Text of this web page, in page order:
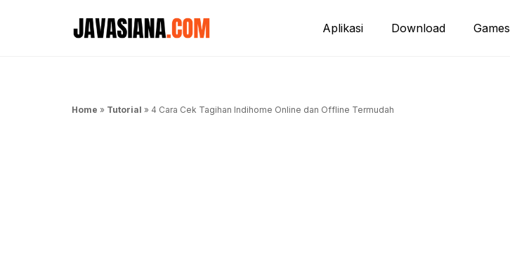
Aplikasi Download Games
Home » Tutorial » 4 Cara Cek Tagihan Indihome Online dan Offline Termudah